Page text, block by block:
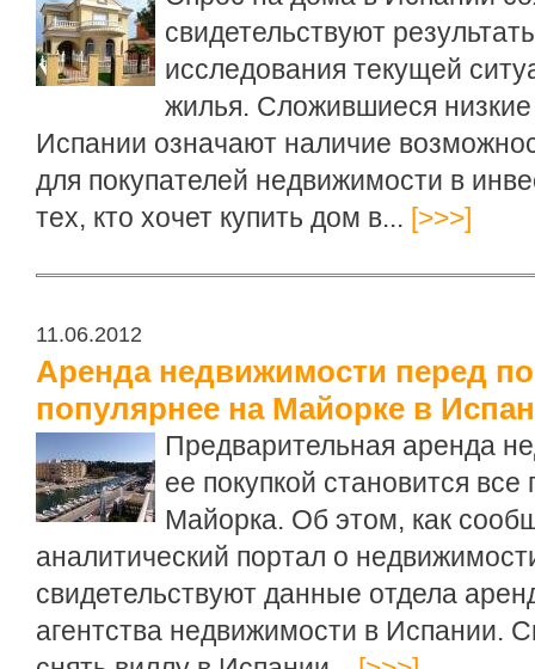
свидетельствуют
исследования текущей
жилья. Сложившиеся
Испании означают наличие
для покупателей недвижимости в
тех, кто хочет купить дом в... [>>>]
11.06.2012
Аренда недвижимости перед
популярнее на Майорке в
Предварительная аренда
ее покупкой становится
Майорка. Об этом, как
аналитический портал о
свидетельствуют данные отдела
агентства недвижимости в Испании.